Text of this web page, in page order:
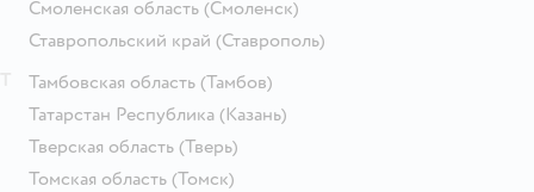
Смоленская область (Смоленск)
Ставропольский край (Ставрополь)
Тамбовская область (Тамбов)
Татарстан Республика (Казань)
Тверская область (Тверь)
Томская область (Томск)